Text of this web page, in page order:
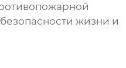
жизни и